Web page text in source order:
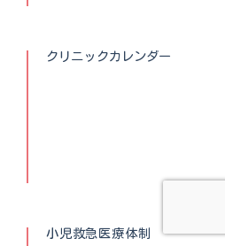
クリニックカレンダー
小児救急医療体制